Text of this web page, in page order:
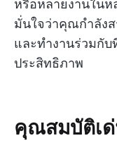
หรือหลายงานใน
มั่นใจว่าคุณกำลัง
และทำงานร่วมกั
ประสิทธิภาพ
คุณสมบัติเ